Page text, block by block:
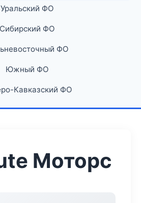
Уральский ФО
Сибирский ФО
ФО
Южный ФО
Кавказский ФО
Моторс